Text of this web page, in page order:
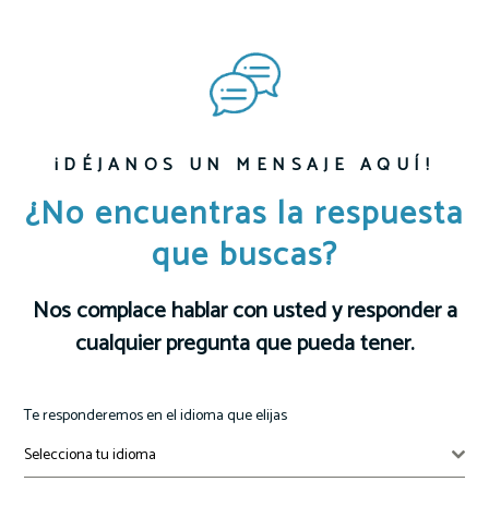
¡DÉJANOS UN MENSAJE AQUÍ!
¿No encuentras la respuesta
que buscas?
Nos complace hablar con usted y responder a
cualquier pregunta que pueda tener.
Te responderemos en el idioma que elijas
Selecciona tu idioma